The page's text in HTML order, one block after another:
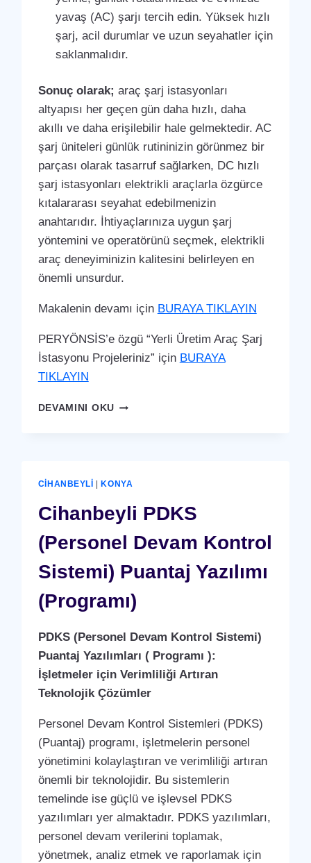
yavaş (AC) şarjı tercih edin. Yüksek hızlı
şarj, acil durumlar ve uzun seyahatler için
saklanmalıdır.
Sonuç olarak; araç şarj istasyonları
altyapısı her geçen gün daha hızlı, daha
akıllı ve daha erişilebilir hale gelmektedir. AC
şarj üniteleri günlük rutininizin görünmez bir
parçası olarak tasarruf sağlarken, DC hızlı
şarj istasyonları elektrikli araçlarla özgürce
kıtalararası seyahat edebilmenizin
anahtarıdır. İhtiyaçlarınıza uygun şarj
yöntemini ve operatörünü seçmek, elektrikli
araç deneyiminizin kalitesini belirleyen en
önemli unsurdur.
Makalenin devamı için BURAYA TIKLAYIN
PERYÖNSİS’e özgü “Yerli Üretim Araç Şarj
İstasyonu Projeleriniz” için BURAYA
TIKLAYIN
DEVAMINI OKUCIHANBEYLI
CIHANBEYLI KONYA
Cihanbeyli PDKS
(Personel Devam Kontrol
Sistemi) Puantaj Yazılımı
(Programı)
PDKS (Personel Devam Kontrol Sistemi)
Puantaj Yazılımları ( Programı ):
İşletmeler için Verimliliği Artıran
Teknolojik Çözümler
Personel Devam Kontrol Sistemleri (PDKS)
(Puantaj) programı, işletmelerin personel
yönetimini kolaylaştıran ve verimliliği artıran
önemli bir teknolojidir. Bu sistemlerin
temelinde ise güçlü ve işlevsel PDKS
yazılımları yer almaktadır. PDKS yazılımları,
personel devam verilerini toplamak,
yönetmek, analiz etmek ve raporlamak için